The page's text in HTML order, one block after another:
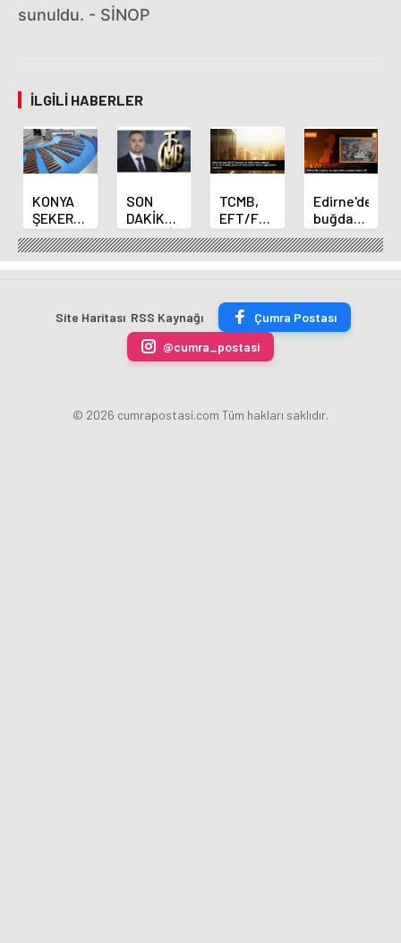
sunuldu. - SİNOP
İLGILI HABERLER
KONYA
ŞEKER
YILLIK 7
BİN 500
TON
ÜRETİLECEK
SON
DAKİKA
HABERİ:
Yeni
Merkez
Fatih
Karahan
oldu
TCMB,
EFT/FAST
işlemleri
için
fazla
uygulamasını
kaldırdı
Edirne'de
buğday
ve arpa
ekim
sezonu
erdi
Site Haritası RSS Kaynağı
Çumra Postası
@cumra_postasi
© 2026 cumrapostasi.com Tüm hakları saklıdır.